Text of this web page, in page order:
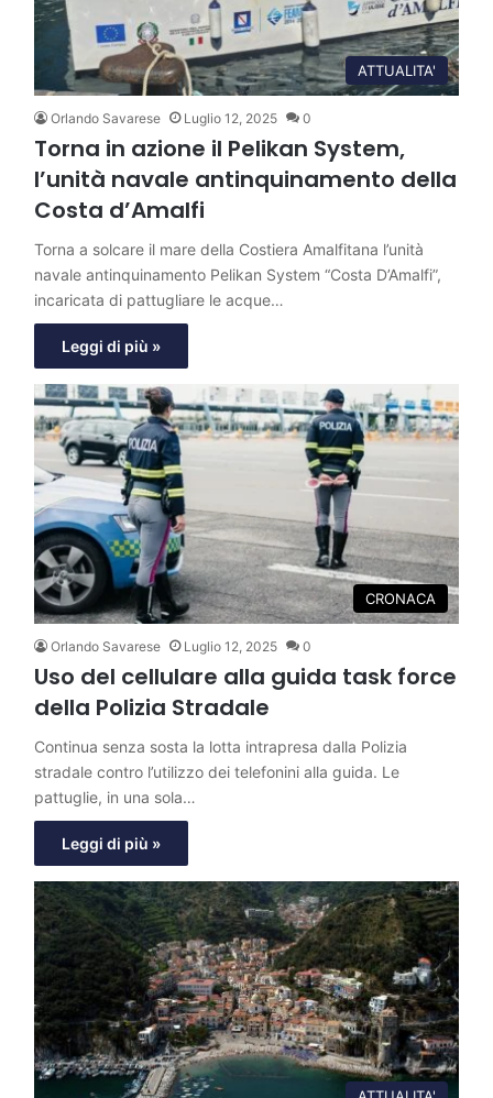
ATTUALITA'
Orlando Savarese Luglio 12, 2025 0
Torna in azione il Pelikan System,
l’unità navale antinquinamento della
Costa d’Amalfi
Torna a solcare il mare della Costiera Amalfitana l’unità
navale antinquinamento Pelikan System “Costa D’Amalfi”,
incaricata di pattugliare le acque…
Leggi di più »
CRONACA
Orlando Savarese Luglio 12, 2025 0
Uso del cellulare alla guida task force
della Polizia Stradale
Continua senza sosta la lotta intrapresa dalla Polizia
stradale contro l’utilizzo dei telefonini alla guida. Le
pattuglie, in una sola…
Leggi di più »